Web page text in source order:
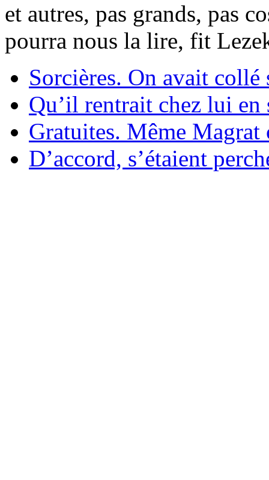
et autres, pas grands, pas
pourra nous la lire, fit
Sorcières. On avait collé
Qu’il rentrait chez lui en
Gratuites. Même Magrat
D’accord, s’étaient